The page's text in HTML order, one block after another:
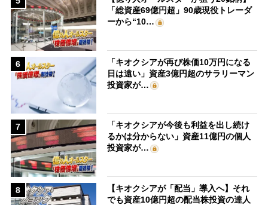
「総資産69億円超」90歳現役トレーダ
ーから“10…
6
「キオクシアが再び株価10万円になる
日は遠い」資産3億円超のサラリーマン
投資家が…
7
「キオクシアが今後も利益を出し続け
るかは分からない」資産11億円の個人
投資家が…
8
【キオクシアが「配当」導入へ】それ
でも資産10億円超の配当株投資の達人